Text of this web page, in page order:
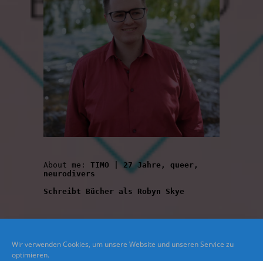
Wir verwenden Cookies, um unsere Website und unseren Service zu
optimieren.
About me: TIMO | 27 Jahre, queer,
neurodivers
Schreibt Bücher als Robyn Skye